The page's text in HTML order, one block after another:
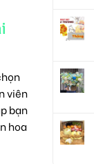
viên
bạn
hoa